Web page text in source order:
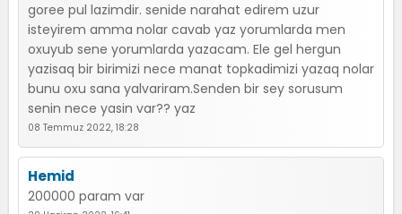
goree pul lazimdir. senide narahat edirem uzur
isteyirem amma nolar cavab yaz yorumlarda men
oxuyub sene yorumlarda yazacam. Ele gel hergun
yazisaq bir birimizi nece manat topkadimizi yazaq nolar
bunu oxu sana yalvariram.Senden bir sey sorusum
senin nece yasin var?? yaz
08 Temmuz 2022, 18:28
Hemid
200000 param var